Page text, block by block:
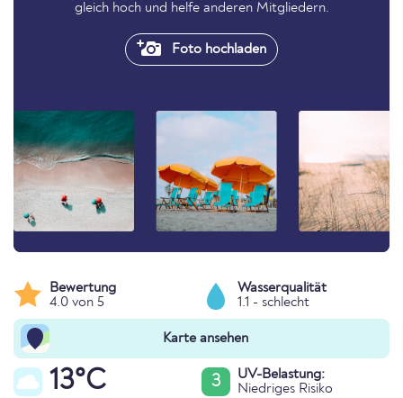
gleich hoch und helfe anderen Mitgliedern.
Foto hochladen
Bewertung
4.0 von 5
Wasserqualität
1.1 - schlecht
Karte ansehen
13°C 3
UV-Belastung:
Niedriges Risiko